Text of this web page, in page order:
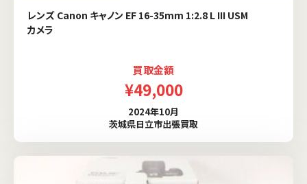
レンズ Canon キャノン EF 16-35mm 1:2.8 L III USM
カメラ
買取金額
¥49,000
2024年10月
茨城県日立市出張買取